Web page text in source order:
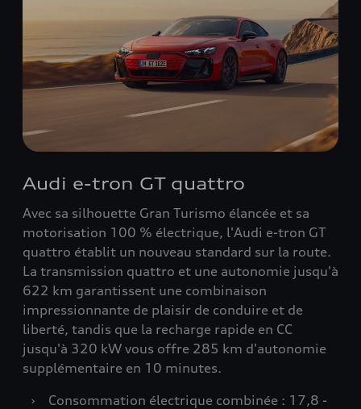
Audi e-tron GT quattro
Avec sa silhouette Gran Turismo élancée et sa
motorisation 100 % électrique, l'Audi e-tron GT
quattro établit un nouveau standard sur la route.
La transmission quattro et une autonomie jusqu'à
622 km garantissent une combinaison
impressionnante de plaisir de conduire et de
liberté, tandis que la recharge rapide en CC
jusqu'à 320 kW vous offre 285 km d'autonomie
supplémentaire en 10 minutes.
›
Consommation électrique combinée : 17,8 -